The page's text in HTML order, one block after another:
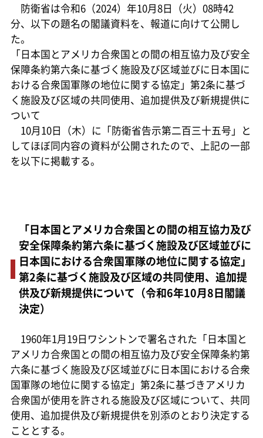
防衛省は令和6（2024）年10月8日（火）08時42
分、以下の題名の閣議資料を、報道に向けて公開し
た。
「日本国とアメリカ合衆国との間の相互協力及び安全
保障条約第六条に基づく施設及び区域並びに日本国に
おける合衆国軍隊の地位に関する協定」第2条に基づ
く施設及び区域の共同使用、追加提供及び新規提供に
ついて
10月10日（木）に「防衛省告示第二百三十五号」と
してほぼ同内容の資料が公開されたので、上記の一部
を以下に掲載する。
「日本国とアメリカ合衆国との間の相互協力及び
安全保障条約第六条に基づく施設及び区域並びに
日本国における合衆国軍隊の地位に関する協定」
第2条に基づく施設及び区域の共同使用、追加提
供及び新規提供について（令和6年10月8日閣議
決定）
1960年1月19日ワシントンで署名された「日本国と
アメリカ合衆国との間の相互協力及び安全保障条約第
六条に基づく施設及び区域並びに日本国における合衆
国軍隊の地位に関する協定」第2条に基づきアメリカ
合衆国が使用を許される施設及び区域について、共同
使用、追加提供及び新規提供を別添のとおり決定する
こととする。